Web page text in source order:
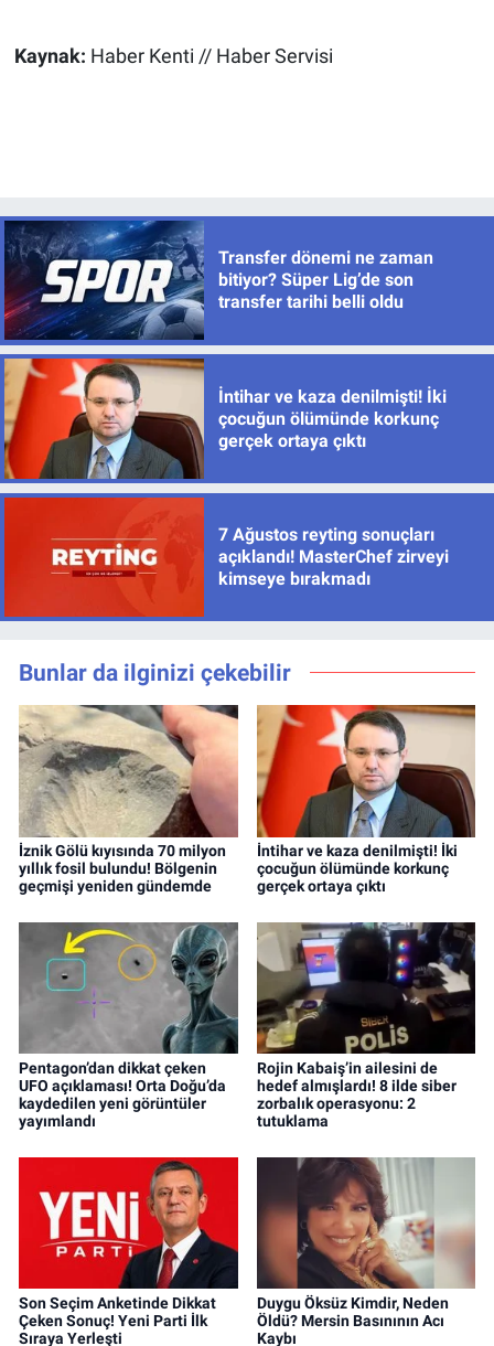
Kaynak: Haber Kenti // Haber Servisi
Transfer dönemi ne zaman
bitiyor? Süper Lig’de son
transfer tarihi belli oldu
İntihar ve kaza denilmişti! İki
çocuğun ölümünde korkunç
gerçek ortaya çıktı
7 Ağustos reyting sonuçları
açıklandı! MasterChef zirveyi
kimseye bırakmadı
Bunlar da ilginizi çekebilir
İznik Gölü kıyısında 70 milyon
yıllık fosil bulundu! Bölgenin
geçmişi yeniden gündemde
İntihar ve kaza denilmişti! İki
çocuğun ölümünde korkunç
gerçek ortaya çıktı
Pentagon’dan dikkat çeken
UFO açıklaması! Orta Doğu’da
kaydedilen yeni görüntüler
yayımlandı
Rojin Kabaiş’in ailesini de
hedef almışlardı! 8 ilde siber
zorbalık operasyonu: 2
tutuklama
Son Seçim Anketinde Dikkat
Çeken Sonuç! Yeni Parti İlk
Sıraya Yerleşti
Duygu Öksüz Kimdir, Neden
Öldü? Mersin Basınının Acı
Kaybı